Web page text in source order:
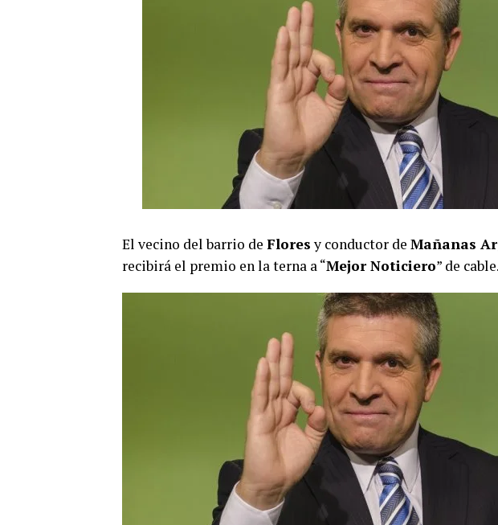
El vecino del barrio de Floresy conductor de Mañanas
recibirá el premio en la terna a “Mejor Noticiero” de cable.